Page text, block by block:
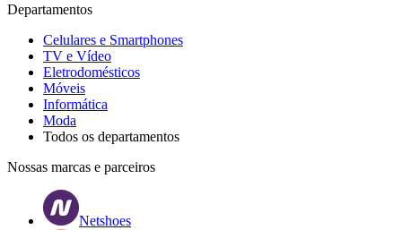
Departamentos
Celulares e Smartphones
TV e Vídeo
Eletrodomésticos
Móveis
Informática
Moda
Todos os departamentos
Nossas marcas e parceiros
Netshoes